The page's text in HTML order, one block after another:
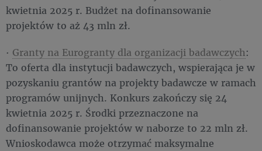
kwietnia 2025 r. Budżet na dofinansowanie
projektów to aż 43 mln zł.
· Granty na Eurogranty dla organizacji badawczych:
To oferta dla instytucji badawczych, wspierająca je w
pozyskaniu grantów na projekty badawcze w ramach
programów unijnych. Konkurs zakończy się 24
kwietnia 2025 r. Środki przeznaczone na
dofinansowanie projektów w naborze to 22 mln zł.
Wnioskodawca może otrzymać maksymalne